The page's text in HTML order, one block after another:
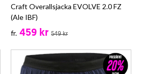
Craft Overallsjacka EVOLVE 2.0 FZ
(Ale IBF)
fr. 459 kr 549 kr